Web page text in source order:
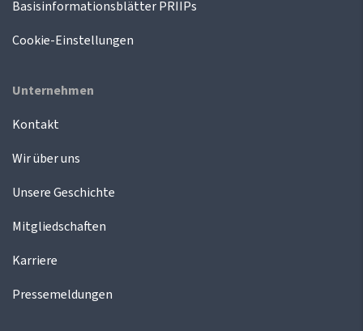
Basisinformationsblätter PRIIPs
Cookie-Einstellungen
Unternehmen
Kontakt
Wir über uns
Unsere Geschichte
Mitgliedschaften
Karriere
Pressemeldungen